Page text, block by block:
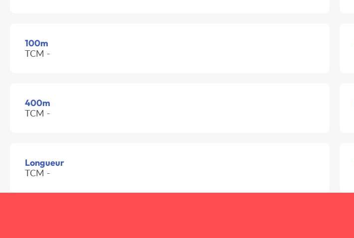
100m
TCM -
400m
TCM -
Longueur
TCM -